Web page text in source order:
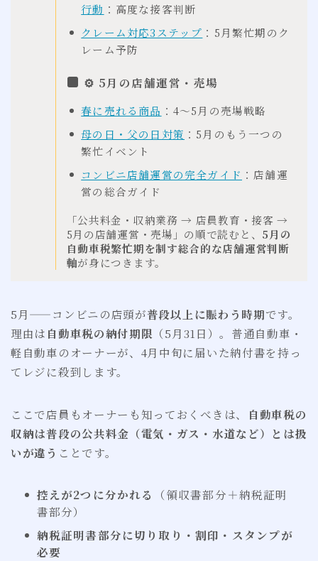
行動 ：高度な接客判断
クレーム対応3ステップ ：5月繁忙期のク
レーム予防
⚙ 5月の店舗運営・売場
春に売れる商品 ：4〜5月の売場戦略
母の日・父の日対策 ：5月のもう一つの
繁忙イベント
コンビニ店舗運営の完全ガイド ：店舗運
営の総合ガイド
「公共料金・収納業務 → 店員教育・接客 →
5月の店舗運営・売場」の順で読むと、 5月の
自動車税繁忙期を制す総合的な店舗運営判断
軸が身につきます。
5月——コンビニの店頭が普段以上に賑わう時期です。
理由は 自動車税の納付期限 （5月31日）。普通自動車・
軽自動車のオーナーが、4月中旬に届いた納付書を持っ
てレジに殺到します。
ここで店員もオーナーも知っておくべきは、
自動車税の
収納は普段の公共料金（電気・ガス・水道など）とは扱
いが違う ことです。
控えが2つに分かれる
（領収書部分＋納税証明
書部分）
納税証明書部分に切り取り・割印・スタンプが
必要